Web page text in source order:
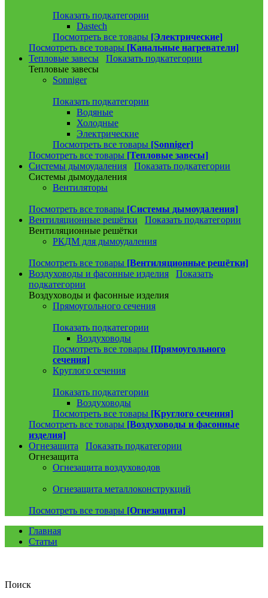
Показать подкатегории
Dastech
Посмотреть все товары [Электрические]
Посмотреть все товары [Канальные нагреватели]
Тепловые завесы
Показать подкатегории
Тепловые завесы
Sonniger
Показать подкатегории
Водяные
Холодные
Электрические
Посмотреть все товары [Sonniger]
Посмотреть все товары [Тепловые завесы]
Системы дымоудаления
Показать подкатегории
Системы дымоудаления
Вентиляторы
Посмотреть все товары [Системы дымоудаления]
Вентиляционные решётки
Показать подкатегории
Вентиляционные решётки
РКДМ для дымоудаления
Посмотреть все товары [Вентиляционные решётки]
Воздуховоды и фасонные изделия
Показать
подкатегории
Воздуховоды и фасонные изделия
Прямоугольного сечения
Показать подкатегории
Воздуховоды
Посмотреть все товары [Прямоугольного
сечения]
Круглого сечения
Показать подкатегории
Воздуховоды
Посмотреть все товары [Круглого сечения]
Посмотреть все товары [Воздуховоды и фасонные
изделия]
Огнезащита
Показать подкатегории
Огнезащита
Огнезащита воздуховодов
Огнезащита металлоконструкций
Посмотреть все товары [Огнезащита]
Главная
Статьи
Поиск